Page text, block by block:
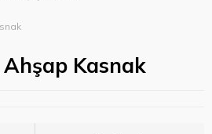
Kasnak